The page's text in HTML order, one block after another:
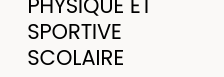
PHYSIQUE ET
SPORTIVE
SCOLAIRE